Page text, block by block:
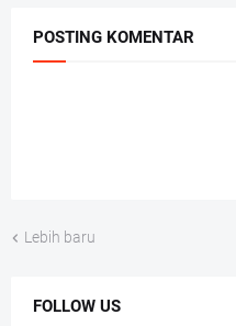
POSTING KOMENTAR
Lebih baru
FOLLOW US